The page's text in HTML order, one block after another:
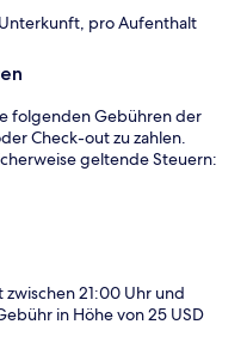
pro Aufenthalt
folgenden Gebühren der
Check-out zu zahlen.
geltende Steuern:
zwischen 21:00 Uhr und
in Höhe von 25 USD